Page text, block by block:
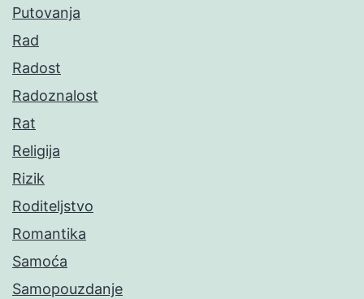
Putovanja
Rad
Radost
Radoznalost
Rat
Religija
Rizik
Roditeljstvo
Romantika
Samoća
Samopouzdanje